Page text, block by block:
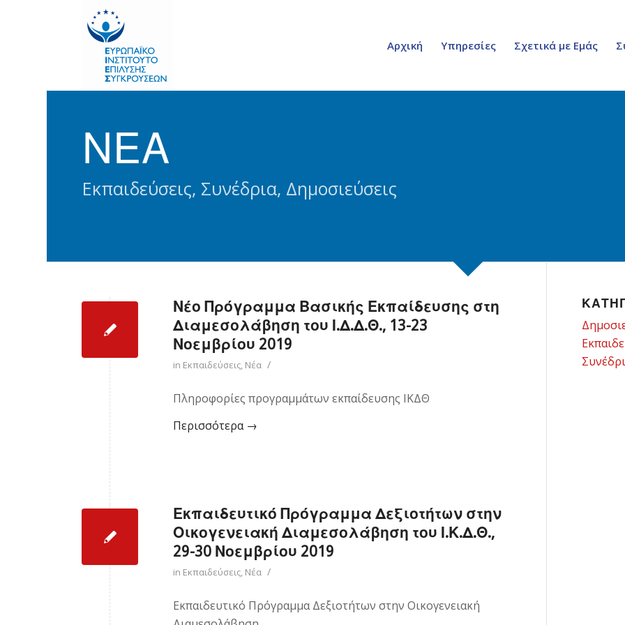
Αρχική Υπηρεσίες Σχετικά με Εμάς
ΝΕΑ
Εκπαιδεύσεις, Συνέδρια, Δημοσιεύσεις
Νέο Πρόγραμμα Βασικής Εκπαίδευσης στη
Διαμεσολάβηση του Ι.Δ.Δ.Θ., 13-23
Νοεμβρίου 2019
in Εκπαιδεύσεις, Νέα /
Πληροφορίες προγραμμάτων εκπαίδευσης ΙΚΔΘ
Περισσότερα→
Εκπαιδευτικό Πρόγραμμα Δεξιοτήτων στην
Οικογενειακή Διαμεσολάβηση του Ι.Κ.Δ.Θ.,
29-30 Νοεμβρίου 2019
in Εκπαιδεύσεις, Νέα /
Εκπαιδευτικό Πρόγραμμα Δεξιοτήτων στην Οικογενειακή